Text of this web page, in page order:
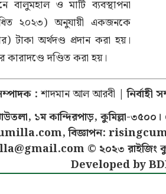
বালুমহাল ও মাটি ব্যবস্থাপনা
২০২৩) অনুযায়ী একজনকে
টাকা অর্থদণ্ড প্রদান করা হয়।
দণ্ডিত করা হয়।
: শাদমান আল আরবী | নির্বাহী
১ম কান্দিরপাড়, কুমিল্লা-
, বিজ্ঞাপন:
© ২০২৩ রাইজিং
Developed by